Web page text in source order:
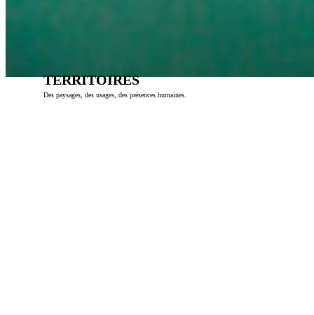
TERRITOIRES
Des paysages, des usages, des présences humaines.